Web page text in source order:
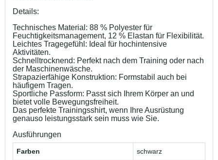
Details:
Technisches Material: 88 % Polyester für
Feuchtigkeitsmanagement, 12 % Elastan für Flexibilität.
Leichtes Tragegefühl: Ideal für hochintensive
Aktivitäten.
Schnelltrocknend: Perfekt nach dem Training oder nach
der Maschinenwäsche.
Strapazierfähige Konstruktion: Formstabil auch bei
häufigem Tragen.
Sportliche Passform: Passt sich Ihrem Körper an und
bietet volle Bewegungsfreiheit.
Das perfekte Trainingsshirt, wenn Ihre Ausrüstung
genauso leistungsstark sein muss wie Sie.
Ausführungen
Farben schwarz